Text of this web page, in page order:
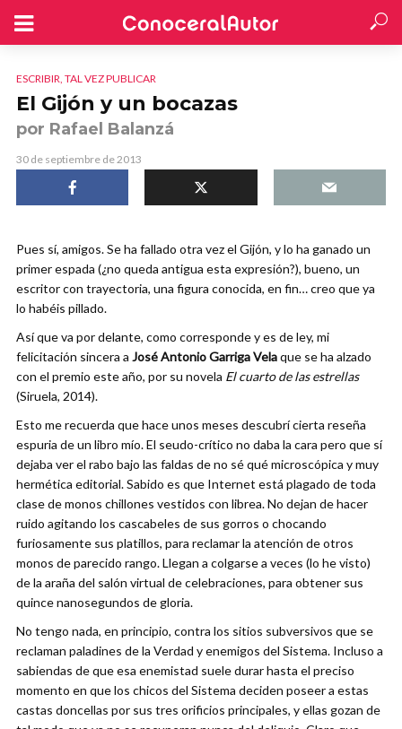
ESCRIBIR, TAL VEZ PUBLICAR
El Gijón y un bocazas
por Rafael Balanzá
30 de septiembre de 2013
Pues sí, amigos. Se ha fallado otra vez el Gijón, y lo ha ganado un
primer espada (¿no queda antigua esta expresión?), bueno, un
escritor con trayectoria, una figura conocida, en fin… creo que ya
lo habéis pillado.
Así que va por delante, como corresponde y es de ley, mi
felicitación sincera a José Antonio Garriga Velaque se ha alzado
con el premio este año, por su novela El cuarto de las estrellas
(Siruela, 2014).
Esto me recuerda que hace unos meses descubrí cierta reseña
espuria de un libro mío. El seudo-crítico no daba la cara pero que sí
dejaba ver el rabo bajo las faldas de no sé qué microscópica y muy
hermética editorial. Sabido es que Internet está plagado de toda
clase de monos chillones vestidos con librea. No dejan de hacer
ruido agitando los cascabeles de sus gorros o chocando
furiosamente sus platillos, para reclamar la atención de otros
monos de parecido rango. Llegan a colgarse a veces (lo he visto)
de la araña del salón virtual de celebraciones, para obtener sus
quince nanosegundos de gloria.
No tengo nada, en principio, contra los sitios subversivos que se
reclaman paladines de la Verdad y enemigos del Sistema. Incluso a
sabiendas de que esa enemistad suele durar hasta el preciso
momento en que los chicos del Sistema deciden poseer a estas
castas doncellas por sus tres orificios principales, y ellas gozan de